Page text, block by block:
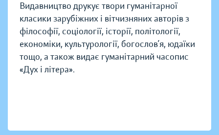
Видавництво друкує твори гуманітарної
класики зарубіжних і вітчизняних авторів з
філософії, соціології, історії, політології,
економіки, культурології, богослов’я, юдаїки
тощо, а також видає гуманітарний часопис
«Дух і літера».